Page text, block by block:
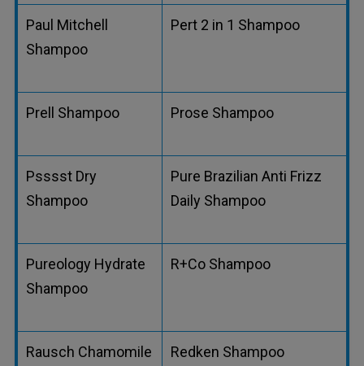
Paul Mitchell
Shampoo
Pert 2 in 1 Shampoo
Prell Shampoo Prose Shampoo
Psssst Dry
Shampoo
Pure Brazilian Anti Frizz
Daily Shampoo
Pureology Hydrate
Shampoo
R+Co Shampoo
Rausch Chamomile
Redken Shampoo